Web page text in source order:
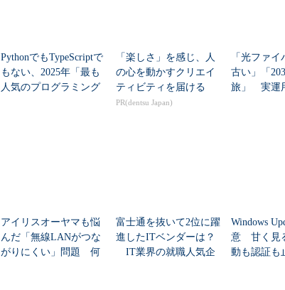
PythonでもTypeScriptで
もない、2025年「最も
人気のプログラミング
「楽しさ」を感じ、人
の心を動かすクリエイ
ティビティを届ける
PR(dentsu Japan)
「光ファイ
古い」「
旅」 実運
アイリスオーヤマも悩
んだ「無線LANがつな
がりにくい」問題 何
富士通を抜いて2位に躍
進したITベンダーは？
IT業界の就職人気企
Windows
意 甘く見
動も認証も